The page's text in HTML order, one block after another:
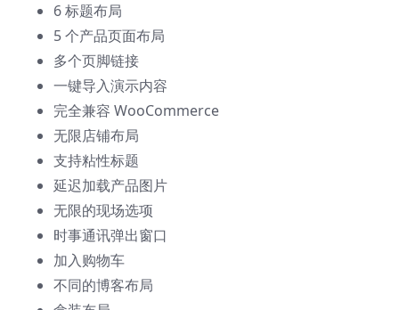
6 标题布局
5 个产品页面布局
多个页脚链接
一键导入演示内容
完全兼容 WooCommerce
无限店铺布局
支持粘性标题
延迟加载产品图片
无限的现场选项
时事通讯弹出窗口
加入购物车
不同的博客布局